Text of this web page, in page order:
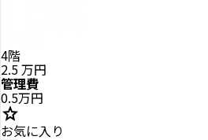
4階
2.5万円
管理費
0.5万円
star
お気に入り